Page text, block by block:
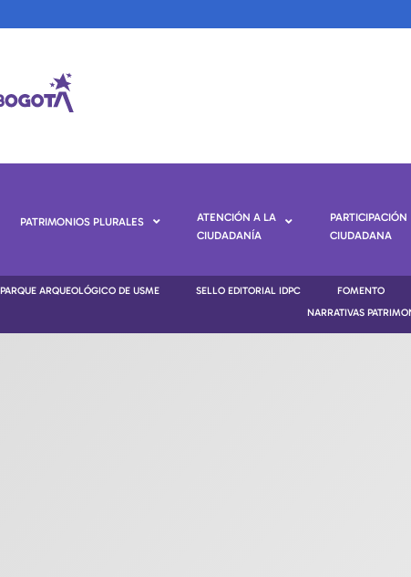
PATRIMONIOS PLURALES
ATENCIÓN A LA
CIUDADANÍA
PARTICIPACIÓN
CIUDADANA
PARQUE ARQUEOLÓGICO DE USME SELLO EDITORIAL IDPC FOMENTO
NARRATIVAS